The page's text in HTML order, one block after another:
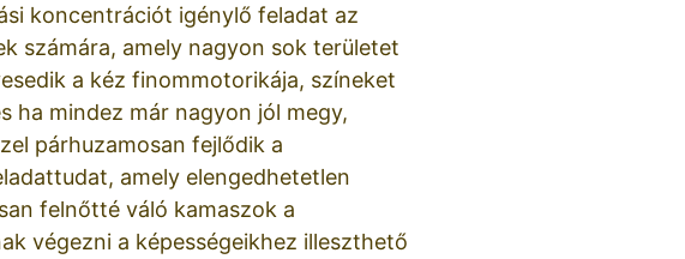
koncentrációt igénylő feladat az
számára, amely nagyon sok területet
a kéz finommotorikája, színeket
ha mindez már nagyon jól megy,
párhuzamosan fejlődik a
amely elengedhetetlen
felnőtté váló kamaszok a
végezni a képességeikhez illeszthető